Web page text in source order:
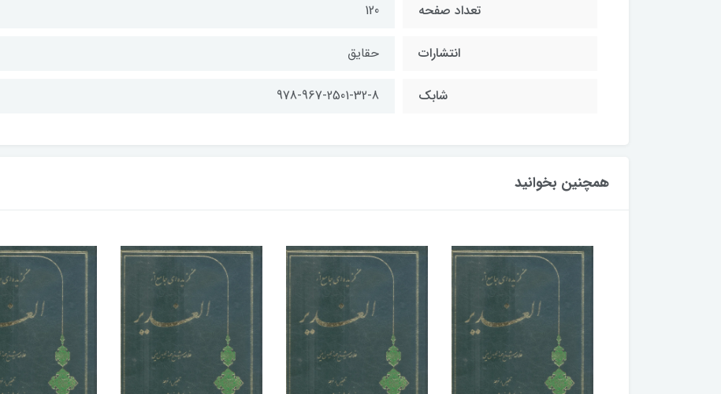
تعداد صفحه 120
انتشارات حقایق
شابك 978-967-2501-32-8
همچنین بخوانید